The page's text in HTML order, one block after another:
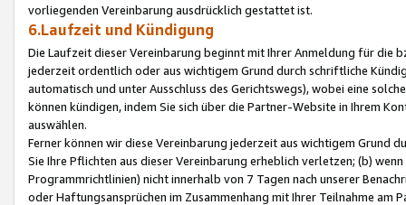
vorliegenden Vereinbarung ausdrücklich gestattet ist.
6.Laufzeit und Kündigung
Die Laufzeit dieser Vereinbarung beginnt mit Ihrer Anmeldung für die
jederzeit ordentlich oder aus wichtigem Grund durch schriftliche
automatisch und unter Ausschluss des Gerichtswegs), wobei eine
können kündigen, indem Sie sich über die Partner-Website in Ihrem
auswählen.
Ferner können wir diese Vereinbarung jederzeit aus wichtigem Grund
Sie Ihre Pflichten aus dieser Vereinbarung erheblich verletzen; (b)
Programmrichtlinien) nicht innerhalb von 7 Tagen nach unserer
oder Haftungsansprüchen im Zusammenhang mit Ihrer Teilnahme am